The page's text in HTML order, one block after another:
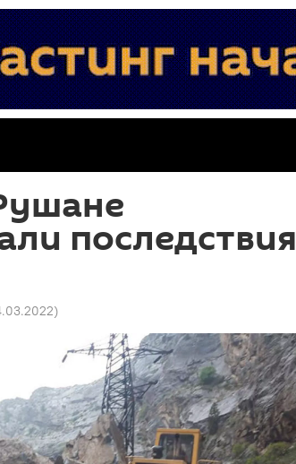
последствия
)